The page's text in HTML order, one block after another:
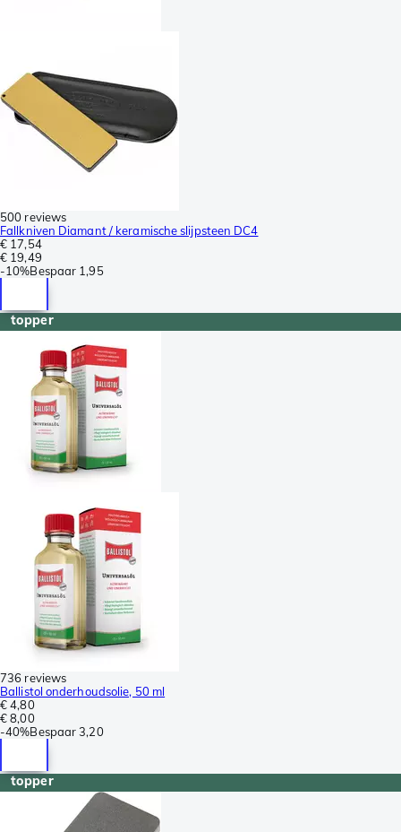
500 reviews
Fallkniven Diamant / keramische slijpsteen DC4
€ 17,54
€ 19,49
-10%Bespaar 1,95
topper
736 reviews
Ballistol onderhoudsolie, 50 ml
€ 4,80
€ 8,00
-40%Bespaar 3,20
topper